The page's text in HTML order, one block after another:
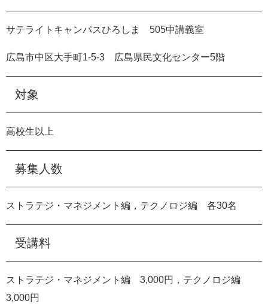
サテライトキャンパスひろしま 505中講義室
広島市中区大手町1-5-3 広島県民文化センター5階
対象
高校生以上
募集人数
ストラテジ・マネジメント編，テクノロジ編 各30名
受講料
ストラテジ・マネジメント編 3,000円，テクノロジ編
3,000円